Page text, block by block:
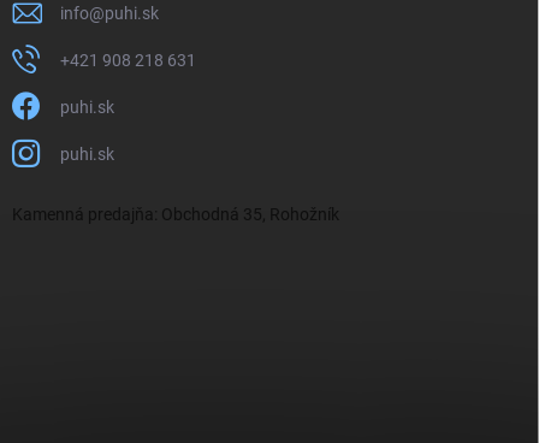
info@puhi.sk
+421 908 218 631
puhi.sk
puhi.sk
Kamenná predajňa: Obchodná 35, Rohožník